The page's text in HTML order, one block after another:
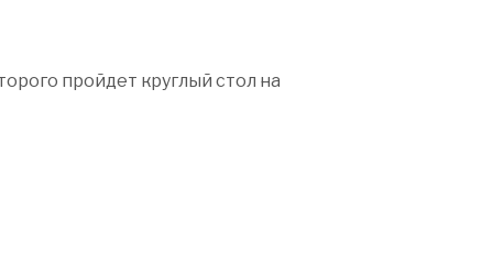
пройдет круглый стол на